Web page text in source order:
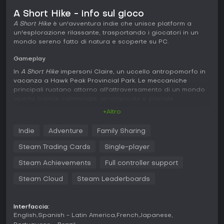
A Short Hike - info sul gioco
A Short Hike è un'avventura indie che unisce platform a
un'esplorazione rilassante, trasportando i giocatori in un
mondo sereno fatto di natura e scoperte su PC.
Gameplay
In A Short Hike impersoni Claire, un uccello antropomorfo in
vacanza a Hawk Peak Provincial Park. Le meccaniche
principali ruotano attorno all'attraversamento di un mondo
immergendosi nelle pozze calde delle aree innevate.
L'esplorazione scorre fluida grazie a oggetti come la pala
per scavare tesori o la canna da pesca per acchiappare
fungono da collectible per baratti o potenziamenti. Gli
fretta.
+Altro
Indie Adventure Family Sharing
Steam Trading Cards Single-player
Steam Achievements Full controller support
Steam Cloud Steam Leaderboards
Interfaccia:
English Spanish - Latin America French Japanese